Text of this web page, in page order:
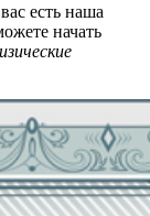
есть наша
начать